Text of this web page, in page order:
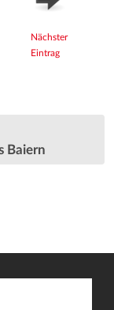
Nächster
Eintrag
Baiern